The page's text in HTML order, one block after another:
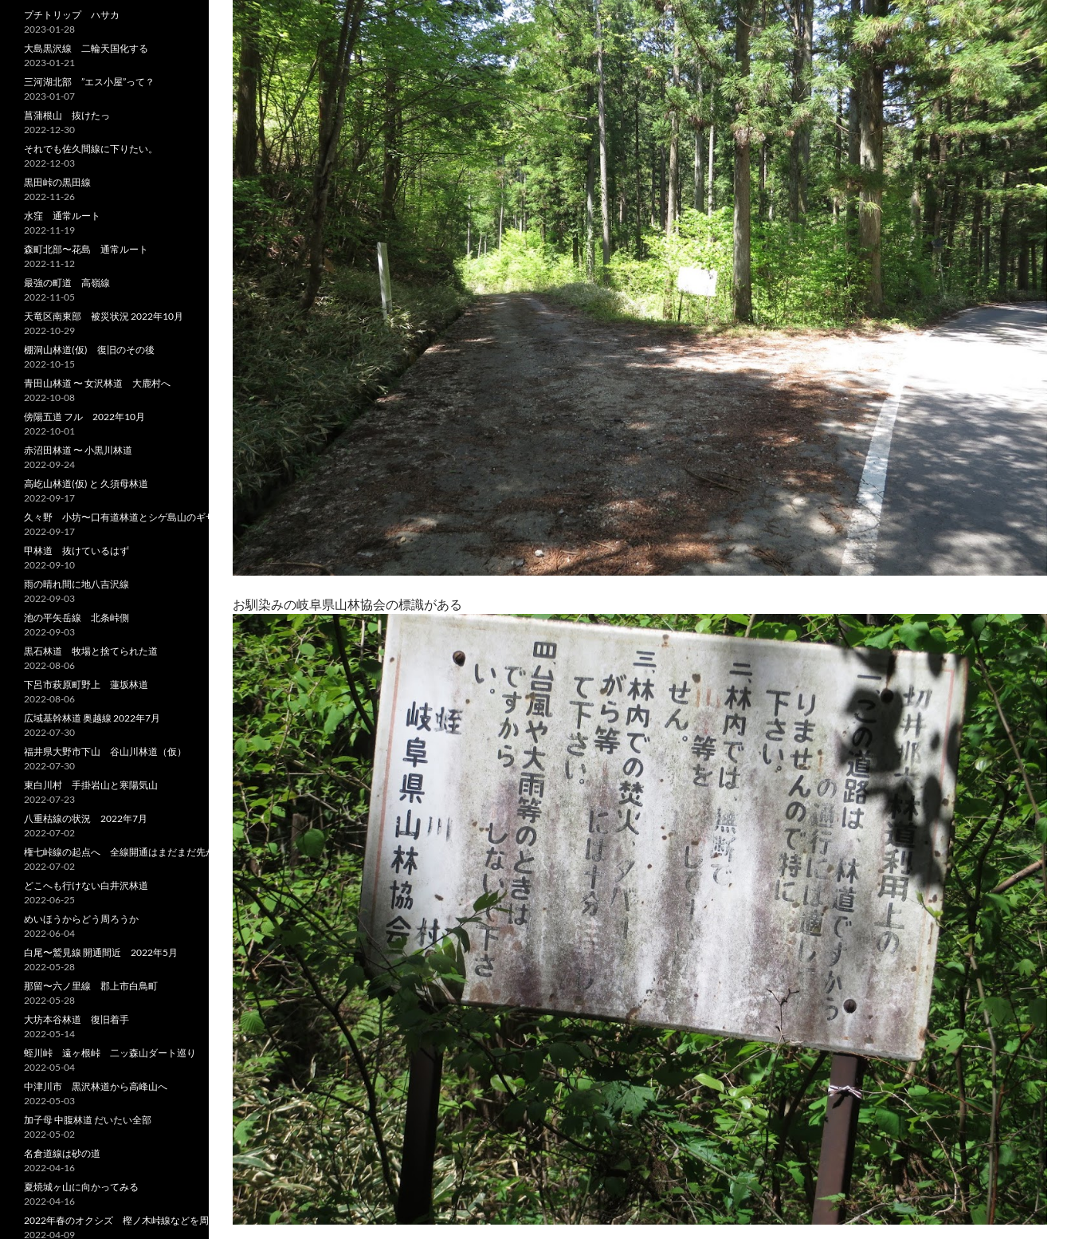
お馴染みの岐阜県山林協会の標識がある
プチトリップ ハサカ
2023-01-28
大島黒沢線 二輪天国化する
2023-01-21
三河湖北部 ”エス小屋”って？
2023-01-07
菖蒲根山 抜けたっ
2022-12-30
それでも佐久間線に下りたい。
2022-12-03
黒田峠の黒田線
2022-11-26
水窪 通常ルート
2022-11-19
森町北部〜花島 通常ルート
2022-11-12
最強の町道 高嶺線
2022-11-05
天竜区南東部 被災状況 2022年10月
2022-10-29
棚洞山林道(仮) 復旧のその後
2022-10-15
青田山林道 〜 女沢林道 大鹿村へ
2022-10-08
傍陽五道 フル 2022年10月
2022-10-01
赤沼田林道 〜 小黒川林道
2022-09-24
高屹山林道(仮) と 久須母林道
2022-09-17
久々野 小坊〜口有道林道とシゲ島山のギザ
2022-09-17
甲林道 抜けているはず
2022-09-10
雨の晴れ間に地八吉沢線
2022-09-03
池の平矢岳線 北条峠側
2022-09-03
黒石林道 牧場と捨てられた道
2022-08-06
下呂市萩原町野上 蓮坂林道
2022-08-06
広域基幹林道 奥越線 2022年7月
2022-07-30
福井県大野市下山 谷山川林道（仮）
2022-07-30
東白川村 手掛岩山と寒陽気山
2022-07-23
八重枯線の状況 2022年7月
2022-07-02
権七峠線の起点へ 全線開通はまだまだ先か
2022-07-02
どこへも行けない白井沢林道
2022-06-25
めいほうからどう周ろうか
2022-06-04
白尾〜鷲見線 開通間近 2022年5月
2022-05-28
那留〜六ノ里線 郡上市白鳥町
2022-05-28
大坊本谷林道 復旧着手
2022-05-14
蛭川峠 遠ヶ根峠 二ッ森山ダート巡り
2022-05-04
中津川市 黒沢林道から高峰山へ
2022-05-03
加子母 中腹林道 だいたい全部
2022-05-02
名倉道線は砂の道
2022-04-16
夏焼城ヶ山に向かってみる
2022-04-16
2022年春のオクシズ 樫ノ木峠線などを周る
2022-04-09